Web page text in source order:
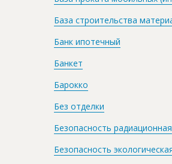
База строительства
Банк ипотечный
Банкет
Барокко
Без отделки
Безопасность радиационная
Безопасность